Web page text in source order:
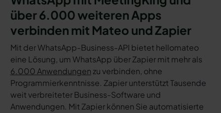
über 6.000 weiteren Apps
verbinden mit Mateo und Zapier
Mit der WhatsApp-Business-API bietet hellomateo
eine Lösung, um WhatsApp über Zapier mit mehr als
6.000 Anwendungenzu verbinden, ohne
Programmierkenntnisse. Zapier unterstützt Tausende
weit verbreiteter Business-Software und
Anwendungen. Mit Zapier können Sie automatisierte